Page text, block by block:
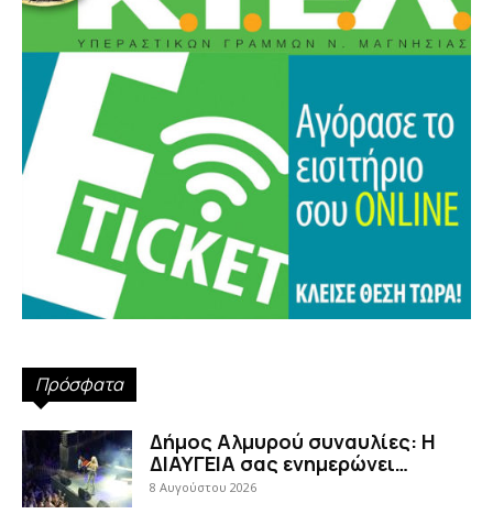
Πρόσφατα
Δήμος Αλμυρού συναυλίες: Η
ΔΙΑΥΓΕΙΑ σας ενημερώνει…
8 Αυγούστου 2026